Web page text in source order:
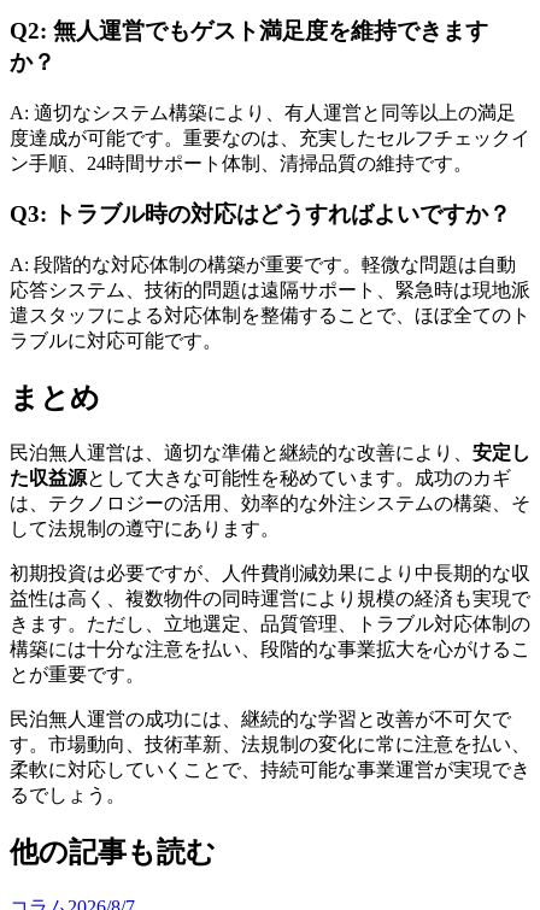
Q2: 無人運営でもゲスト満足度を維持できます
か？
A: 適切なシステム構築により、有人運営と同等以上の満足
度達成が可能です。重要なのは、充実したセルフチェックイ
ン手順、24時間サポート体制、清掃品質の維持です。
Q3: トラブル時の対応はどうすればよいですか？
A: 段階的な対応体制の構築が重要です。軽微な問題は自動
応答システム、技術的問題は遠隔サポート、緊急時は現地派
遣スタッフによる対応体制を整備することで、ほぼ全てのト
ラブルに対応可能です。
まとめ
民泊無人運営は、適切な準備と継続的な改善により、 安定し
た収益源として大きな可能性を秘めています。成功のカギ
は、テクノロジーの活用、効率的な外注システムの構築、そ
して法規制の遵守にあります。
初期投資は必要ですが、人件費削減効果により中長期的な収
益性は高く、複数物件の同時運営により規模の経済も実現で
きます。ただし、立地選定、品質管理、トラブル対応体制の
構築には十分な注意を払い、段階的な事業拡大を心がけるこ
とが重要です。
民泊無人運営の成功には、継続的な学習と改善が不可欠で
す。市場動向、技術革新、法規制の変化に常に注意を払い、
柔軟に対応していくことで、持続可能な事業運営が実現でき
るでしょう。
他の記事も読む